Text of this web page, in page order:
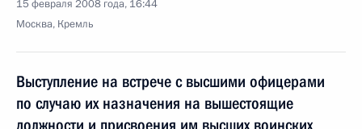
15 февраля 2008 года, 16:44
Москва, Кремль
Выступление на встрече с высшими офицерами
по случаю их назначения на вышестоящие
должности и присвоения им высших воинских